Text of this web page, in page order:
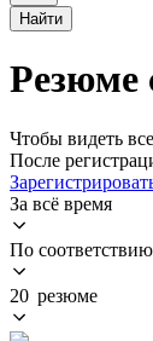
Найти
Резюме
Чтобы видеть
После
За всё время
По соответствию
20 резюме